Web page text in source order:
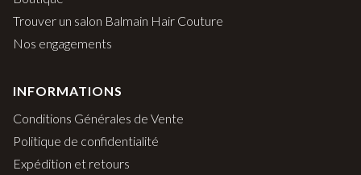
Trouver un salon Balmain Hair Couture
Nos engagements
INFORMATIONS
Conditions Générales de Vente
Politique de confidentialité
Expédition et retours